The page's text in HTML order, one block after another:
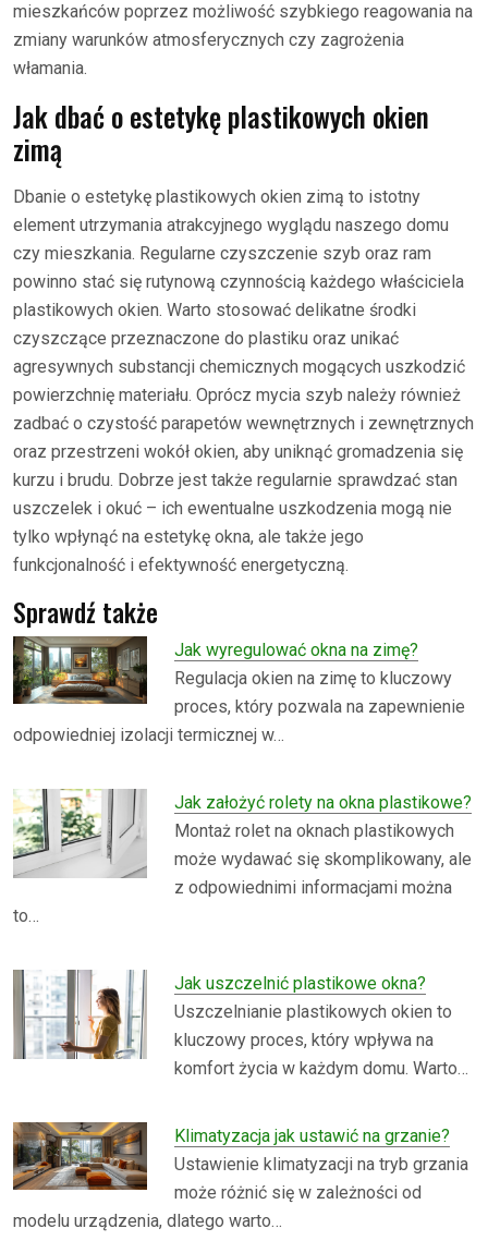
mieszkańców poprzez możliwość szybkiego reagowania na
zmiany warunków atmosferycznych czy zagrożenia
włamania.
Jak dbać o estetykę plastikowych okien
zimą
Dbanie o estetykę plastikowych okien zimą to istotny
element utrzymania atrakcyjnego wyglądu naszego domu
czy mieszkania. Regularne czyszczenie szyb oraz ram
powinno stać się rutynową czynnością każdego właściciela
plastikowych okien. Warto stosować delikatne środki
czyszczące przeznaczone do plastiku oraz unikać
agresywnych substancji chemicznych mogących uszkodzić
powierzchnię materiału. Oprócz mycia szyb należy również
zadbać o czystość parapetów wewnętrznych i zewnętrznych
oraz przestrzeni wokół okien, aby uniknąć gromadzenia się
kurzu i brudu. Dobrze jest także regularnie sprawdzać stan
uszczelek i okuć – ich ewentualne uszkodzenia mogą nie
tylko wpłynąć na estetykę okna, ale także jego
funkcjonalność i efektywność energetyczną.
Sprawdź także
Jak wyregulować okna na zimę?
Regulacja okien na zimę to kluczowy
proces, który pozwala na zapewnienie
odpowiedniej izolacji termicznej w…
Jak założyć rolety na okna plastikowe?
Montaż rolet na oknach plastikowych
może wydawać się skomplikowany, ale
z odpowiednimi informacjami można
to…
Jak uszczelnić plastikowe okna?
Uszczelnianie plastikowych okien to
kluczowy proces, który wpływa na
komfort życia w każdym domu. Warto…
Klimatyzacja jak ustawić na grzanie?
Ustawienie klimatyzacji na tryb grzania
może różnić się w zależności od
modelu urządzenia, dlatego warto…